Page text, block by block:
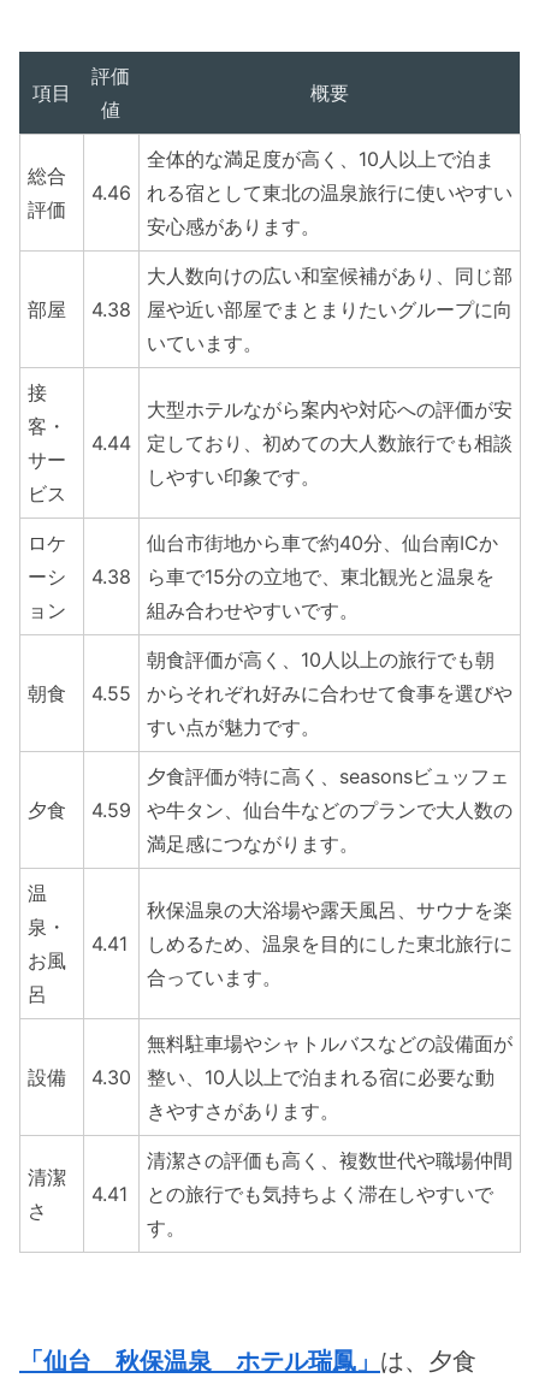
項目
評価
値
概要
総合
評価
4.46
全体的な満足度が高く、10人以上で泊ま
れる宿として東北の温泉旅行に使いやすい
安心感があります。
部屋 4.38
大人数向けの広い和室候補があり、同じ部
屋や近い部屋でまとまりたいグループに向
いています。
接
客・
サー
ビス
4.44
大型ホテルながら案内や対応への評価が安
定しており、初めての大人数旅行でも相談
しやすい印象です。
ロケ
ーシ
ョン
4.38
仙台市街地から車で約40分、仙台南ICか
ら車で15分の立地で、東北観光と温泉を
組み合わせやすいです。
朝食 4.55
朝食評価が高く、10人以上の旅行でも朝
からそれぞれ好みに合わせて食事を選びや
すい点が魅力です。
夕食 4.59
夕食評価が特に高く、seasonsビュッフェ
や牛タン、仙台牛などのプランで大人数の
満足感につながります。
温
泉・
お風
呂
4.41
秋保温泉の大浴場や露天風呂、サウナを楽
しめるため、温泉を目的にした東北旅行に
合っています。
設備 4.30
無料駐車場やシャトルバスなどの設備面が
整い、10人以上で泊まれる宿に必要な動
きやすさがあります。
清潔
さ
4.41
清潔さの評価も高く、複数世代や職場仲間
との旅行でも気持ちよく滞在しやすいで
す。
「仙台 秋保温泉 ホテル瑞鳳」 は、夕食